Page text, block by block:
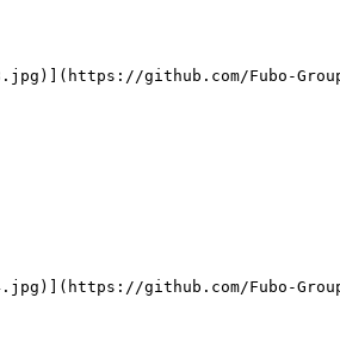
github.com/Fubo-
github.com/Fubo-